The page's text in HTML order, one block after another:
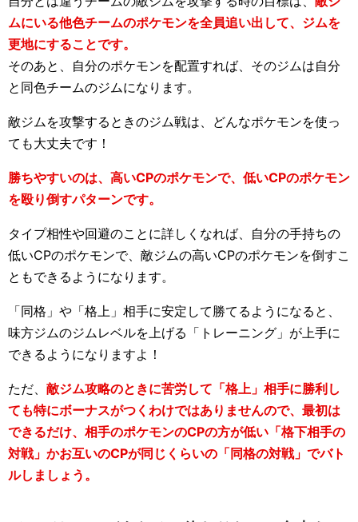
ムにいる他色チームのポケモンを全員追い出して、ジムを
更地にすることです。
そのあと、自分のポケモンを配置すれば、そのジムは自分
と同色チームのジムになります。
敵ジムを攻撃するときのジム戦は、どんなポケモンを使っ
ても大丈夫です！
勝ちやすいのは、高いCPのポケモンで、低いCPのポケモン
を殴り倒すパターンです。
タイプ相性や回避のことに詳しくなれば、自分の手持ちの
低いCPのポケモンで、敵ジムの高いCPのポケモンを倒すこ
ともできるようになります。
「同格」や「格上」相手に安定して勝てるようになると、
味方ジムのジムレベルを上げる「トレーニング」が上手に
できるようになりますよ！
ただ、 敵ジム攻略のときに苦労して「格上」相手に勝利し
ても特にボーナスがつくわけではありませんので、最初は
できるだけ、相手のポケモンのCPの方が低い「格下相手の
対戦」かお互いのCPが同じくらいの「同格の対戦」でバト
ルしましょう。